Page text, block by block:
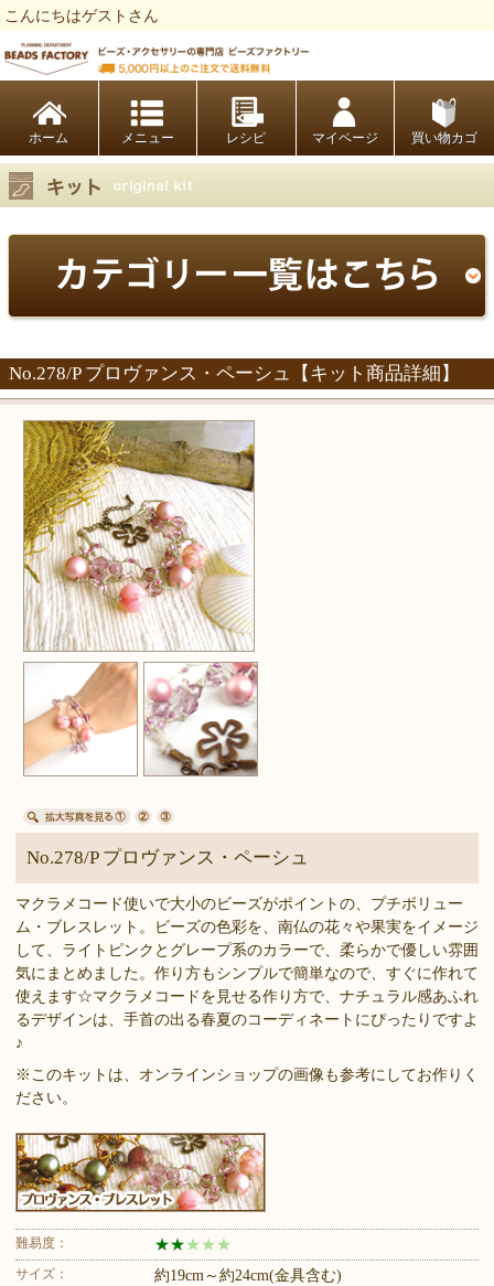
こんにちはゲストさん
ホーム レシピ マイページ 買い物カゴ
No.278/P プロヴァンス・ペーシュ【キット商品詳細】
No.278/P プロヴァンス・ペーシュ
マクラメコード使いで大小のビーズがポイントの、プチボリュー
ム・ブレスレット。ビーズの色彩を、南仏の花々や果実をイメージ
して、ライトピンクとグレープ系のカラーで、柔らかで優しい雰囲
気にまとめました。作り方もシンプルで簡単なので、すぐに作れて
使えます☆マクラメコードを見せる作り方で、ナチュラル感あふれ
るデザインは、手首の出る春夏のコーディネートにぴったりですよ
♪
※このキットは、オンラインショップの画像も参考にしてお作りく
ださい。
難易度： ★★ ★ ★ ★
サイズ： 約19cm～約24cm(金具含む)